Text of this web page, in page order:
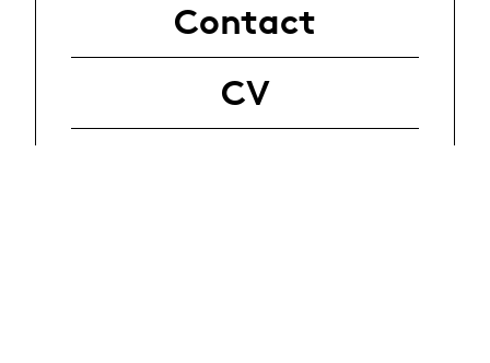
Contact
CV